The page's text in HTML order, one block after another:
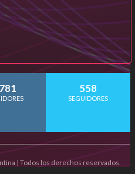
558
SEGUIDORES
| Todos los derechos reservados.